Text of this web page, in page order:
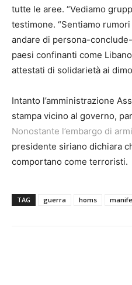
tutte le aree. “Vediamo
testimone. “Sentiamo
andare di persona-
paesi confinanti come
attestati di solidarietà ai
Intanto l’amministrazione
stampa vicino al governo,
Nonostante l’embargo di
presidente siriano dichiara
comportano come terroristi.
TAG guerra homs